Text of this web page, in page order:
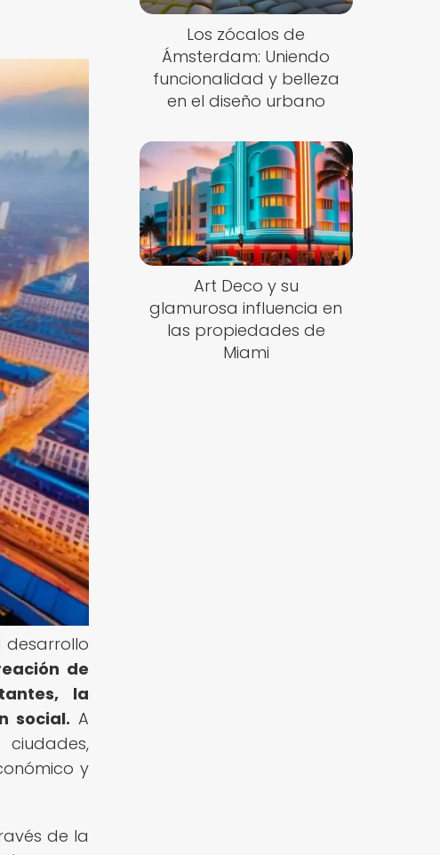
desarrollo
de
la
social. A
y
de la
Los zócalos de
Ámsterdam: Uniendo
funcionalidad y belleza
en el diseño urbano
Art Deco y su
glamurosa influencia en
las propiedades de
Miami